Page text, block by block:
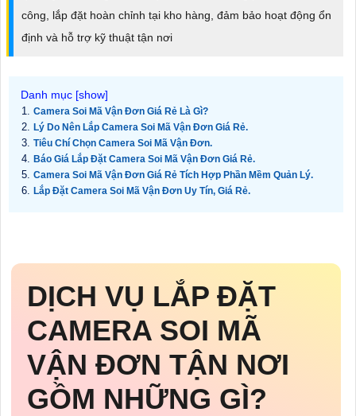
công, lắp đặt hoàn chỉnh tại kho hàng, đảm bảo hoạt động ổn
định và hỗ trợ kỹ thuật tận nơi
Camera Soi Mã Vận Đơn Giá Rẻ Là Gì?
Lý Do Nên Lắp Camera Soi Mã Vận Đơn Giá Rẻ.
Tiêu Chí Chọn Camera Soi Mã Vận Đơn.
Báo Giá Lắp Đặt Camera Soi Mã Vận Đơn Giá Rẻ.
Camera Soi Mã Vận Đơn Giá Rẻ Tích Hợp Phần Mềm Quản Lý.
Lắp Đặt Camera Soi Mã Vận Đơn Uy Tín, Giá Rẻ.
DỊCH VỤ LẮP ĐẶT
CAMERA SOI MÃ
VẬN ĐƠN TẬN NƠI
GỒM NHỮNG GÌ?